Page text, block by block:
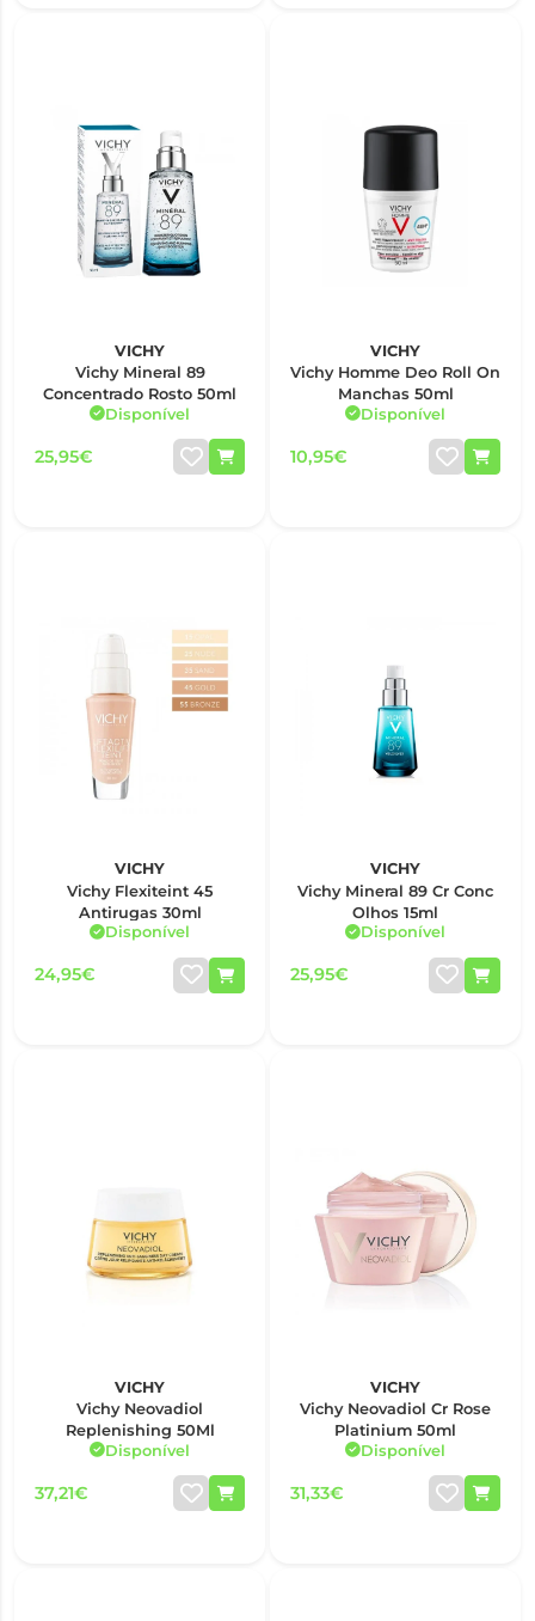
VICHY
Vichy Mineral 89
Concentrado Rosto 50ml
Disponível
25,95€
VICHY
Vichy Homme Deo Roll On
Manchas 50ml
Disponível
10,95€
VICHY
Vichy Flexiteint 45
Antirugas 30ml
Disponível
24,95€
VICHY
Vichy Mineral 89 Cr Conc
Olhos 15ml
Disponível
25,95€
VICHY
Vichy Neovadiol
Replenishing 50Ml
Disponível
37,21€
VICHY
Vichy Neovadiol Cr Rose
Platinium 50ml
Disponível
31,33€